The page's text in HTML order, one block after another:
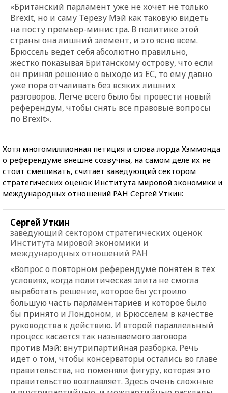
«Британский парламент уже не хочет не только
Brexit, но и саму Терезу Мэй как таковую видеть
на посту премьер-министра. В политике этой
страны она лишний элемент, и это ясно всем.
Брюссель ведет себя абсолютно правильно,
жестко показывая Британскому острову, что если
он принял решение о выходе из ЕС, то ему давно
уже пора отчаливать без всяких лишних
разговоров. Легче всего было бы провести новый
референдум, чтобы снять все правовые вопросы
по Brexit».
Хотя многомиллионная петиция и слова лорда Хэммонда
о референдуме внешне созвучны, на самом деле их не
стоит смешивать, считает заведующий сектором
стратегических оценок Института мировой экономики и
международных отношений РАН Сергей Уткин:
Сергей Уткин
заведующий сектором стратегических оценок
Института мировой экономики и
международных отношений РАН
«Вопрос о повторном референдуме понятен в тех
условиях, когда политическая элита не смогла
выработать решение, которое бы устроило
большую часть парламентариев и которое было
бы принято и Лондоном, и Брюсселем в качестве
руководства к действию. И второй параллельный
процесс касается так называемого заговора
против Мэй: внутрипартийная разборка. Речь
идет о том, чтобы консерваторы остались во главе
правительства, но поменяли фигуру, которая это
правительство возглавляет. Здесь очень сложные